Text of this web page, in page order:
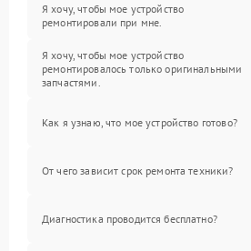
Я хочу, чтобы мое устройство
ремонтировали при мне.
Я хочу, чтобы мое устройство
ремонтировалось только оригинальными
запчастями.
Как я узнаю, что мое устройство готово?
От чего зависит срок ремонта техники?
Диагностика проводится бесплатно?